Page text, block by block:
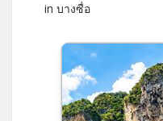
in บางซื่อ